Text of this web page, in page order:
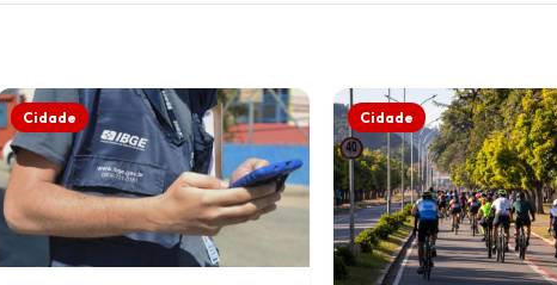
Cidade Cidade